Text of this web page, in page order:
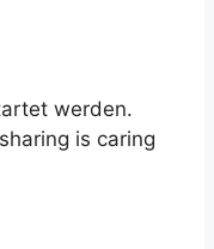
werden.
is caring